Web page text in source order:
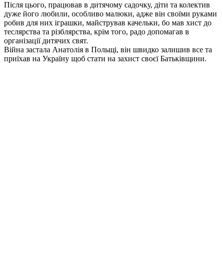
Після цього, працював в дитячому садочку, діти та колектив
дуже його любили, особливо малюки, адже він своїми руками
робив для них іграшки, майстрував качельки, бо мав хист до
теслярства та різблярства, крім того, радо допомагав в
організації дитячих свят.
Війна застала Анатолія в Польщі, він швидко залишив все та
приїхав на Україну щоб стати на захист своєї Батьківщини.